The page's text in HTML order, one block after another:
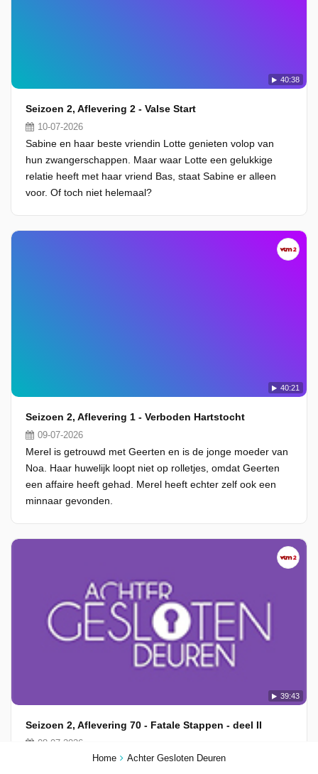
Home Achter Gesloten Deuren
40:38
Seizoen 2, Aflevering 2 - Valse Start
10-07-2026
Sabine en haar beste vriendin Lotte genieten volop van
hun zwangerschappen. Maar waar Lotte een gelukkige
relatie heeft met haar vriend Bas, staat Sabine er alleen
voor. Of toch niet helemaal?
40:21
Seizoen 2, Aflevering 1 - Verboden Hartstocht
09-07-2026
Merel is getrouwd met Geerten en is de jonge moeder van
Noa. Haar huwelijk loopt niet op rolletjes, omdat Geerten
een affaire heeft gehad. Merel heeft echter zelf ook een
minnaar gevonden.
39:43
Seizoen 2, Aflevering 70 - Fatale Stappen - deel II
08-07-2026
Helena heeft haar zusje iets aangedaan om eindelijk de